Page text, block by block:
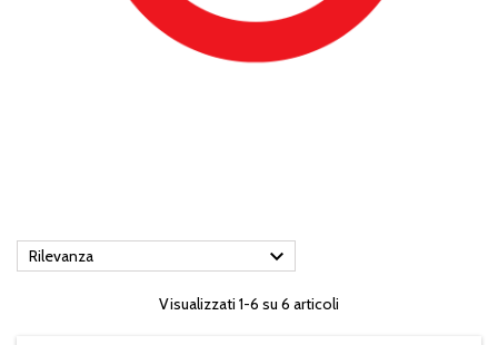
Rilevanza 
Visualizzati 1-6 su 6 articoli